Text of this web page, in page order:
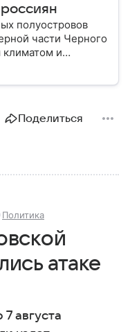
полуостровов
части Черного
и
также огромное
ключевой точкой
Поделиться
Политика
атаке
августа